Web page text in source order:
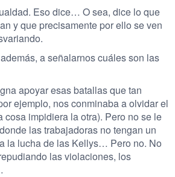
Eso dice… O sea, dice lo que
y que precisamente por ello se ven
a señalarnos cuáles son las
apoyar esas batallas que tan
ejemplo, nos conminaba a olvidar el
impidiera la otra). Pero no se le
las trabajadoras no tengan un
la lucha de las Kellys… Pero no. No
las violaciones, los